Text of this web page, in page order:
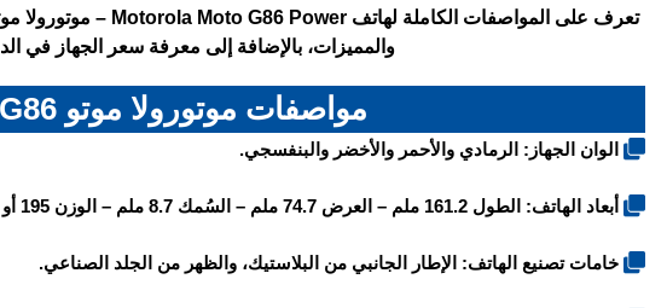
والمميزات، بالإضافة إلى معرفة سعر الجهاز في
مواصفات موتورولا موتو G86 باور
الوان الجهاز: الرمادي والأحمر والأخضر والبنفسجي.
أبعاد الهاتف: الطول 161.2 ملم – العرض 74.7 ملم – السُمك 8.7 ملم – الوزن 195 أو 198 غرام.
خامات تصنيع الهاتف: الإطار الجانبي من البلاستيك، والظهر من الجلد الصناعي.